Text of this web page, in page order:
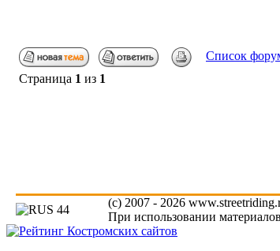
Список
Страница 1 из 1
(c) 2007 - 2026
При использовании